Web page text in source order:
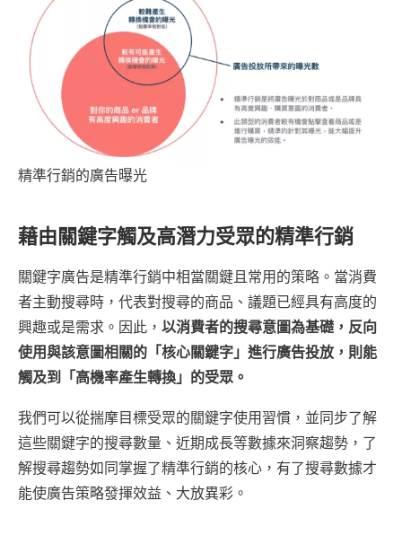
精準行銷的廣告曝光
藉由關鍵字觸及高潛力受眾的精準行銷
關鍵字廣告是精準行銷中相當關鍵且常用的策略。當消費
者主動搜尋時，代表對搜尋的商品、議題已經具有高度的
興趣或是需求。因此， 以消費者的搜尋意圖為基礎，反向
使用與該意圖相關的「核心關鍵字」進行廣告投放，則能
觸及到「高機率產生轉換」的受眾。
我們可以從揣摩目標受眾的關鍵字使用習慣，並同步了解
這些關鍵字的搜尋數量、近期成長等數據來洞察趨勢，了
解搜尋趨勢如同掌握了精準行銷的核心，有了搜尋數據才
能使廣告策略發揮效益、大放異彩。